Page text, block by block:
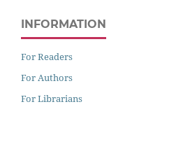
INFORMATION
For Readers
For Authors
For Librarians